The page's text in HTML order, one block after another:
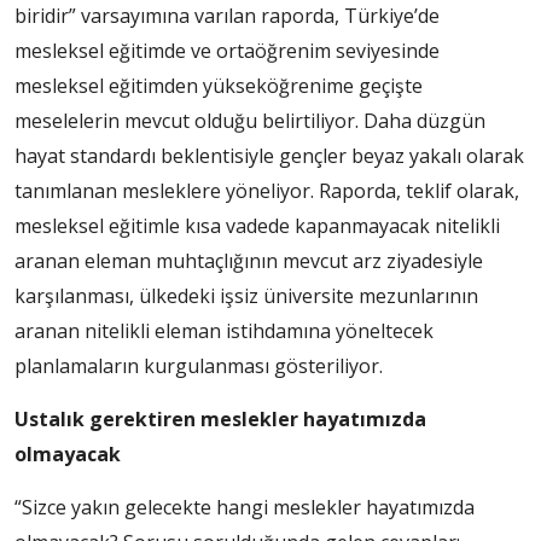
biridir” varsayımına varılan raporda, Türkiye’de
mesleksel eğitimde ve ortaöğrenim seviyesinde
mesleksel eğitimden yükseköğrenime ge­çişte
meselelerin mevcut olduğu belirtiliyor. Daha düzgün
hayat stan­dardı beklentisiyle gençler beyaz yakalı olarak
tanımlanan mes­leklere yöneliyor. Raporda, teklif olarak,
mesleksel eğitimle kısa va­dede kapanmayacak nitelikli
ara­nan eleman muhtaçlığının mevcut arz ziyadesiyle
karşılanması, ülke­deki işsiz üniversite mezunları­nın
aranan nitelikli eleman istih­damına yöneltecek
planlamala­rın kurgulanması gösteriliyor.
Ustalık gerektiren meslekler hayatımızda
olmayacak
“Sizce yakın gelecekte hangi meslekler hayatımızda